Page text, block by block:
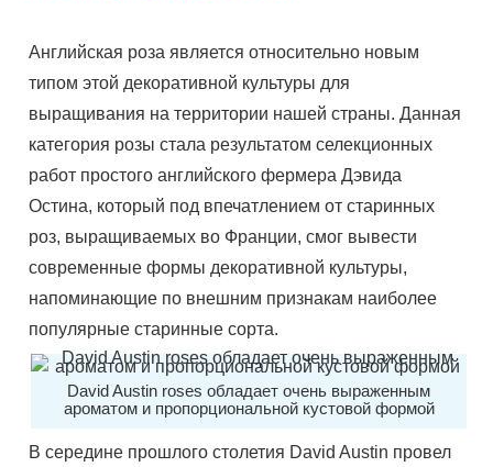
Английская роза является относительно новым
типом этой декоративной культуры для
выращивания на территории нашей страны. Данная
категория розы стала результатом селекционных
работ простого английского фермера Дэвида
Остина, который под впечатлением от старинных
роз, выращиваемых во Франции, смог вывести
современные формы декоративной культуры,
напоминающие по внешним признакам наиболее
популярные старинные сорта.
David Austin roses обладает очень выраженным
ароматом и пропорциональной кустовой формой
В середине прошлого столетия David Austin провел